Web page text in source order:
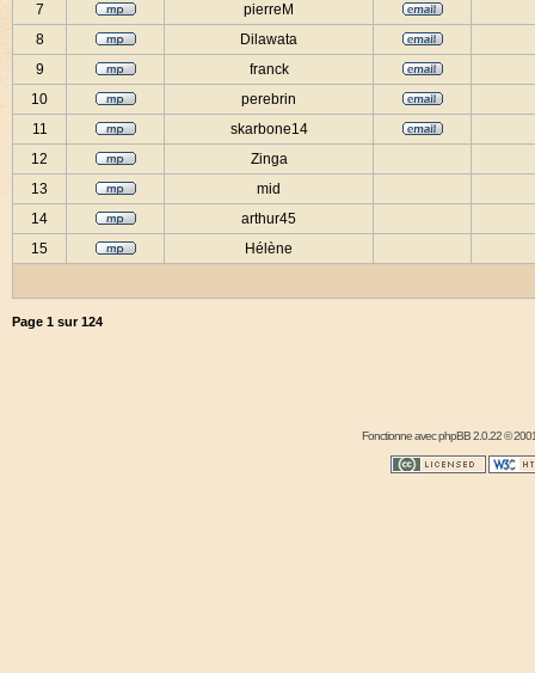
7
pierreM
8
Dilawata
9
franck
10
perebrin
11
skarbone14
12
Zinga
13
mid
14
arthur45
15
Hélène
Page 1 sur124
Fonctionne avecphpBB2.0.22 ©